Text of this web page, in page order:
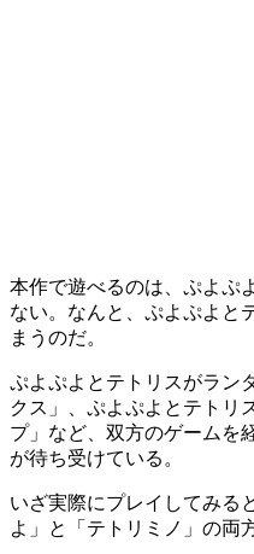
本作で遊べるのは、ぷよぷ
ない。なんと、ぷよぷよと
まうのだ。
ぷよぷよとテトリスがラン
クス 」、ぷよぷよとテトリ
プ」など、双方のゲームを
が待ち受けている。
いざ実際にプレイしてみる
よ」と「テトリミノ」の両